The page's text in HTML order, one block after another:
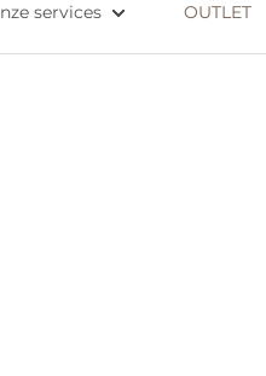
Empreinte
services OUTLET